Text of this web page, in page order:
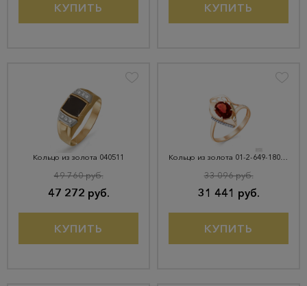
КУПИТЬ КУПИТЬ
Кольцо из золота 040511
47 272 руб.
49 760 руб.
КУПИТЬ
Кольцо из золота 01-2-649-1801-011
31 441 руб.
33 096 руб.
КУПИТЬ